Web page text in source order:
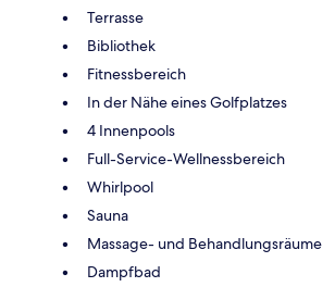
Terrasse
Bibliothek
Fitnessbereich
In der Nähe eines Golfplatzes
4 Innenpools
Full-Service-Wellnessbereich
Whirlpool
Sauna
Massage- und Behandlungsräume
Dampfbad